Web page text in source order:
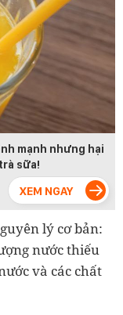
mạnh nhưng hại
sữa!
lý cơ bản:
nước thiếu
và các chất